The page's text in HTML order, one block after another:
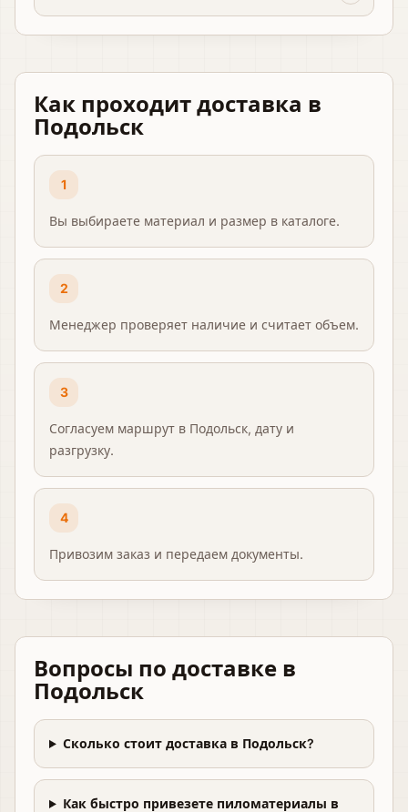
Как проходит доставка в
Подольск
1
Вы выбираете материал и размер в каталоге.
2
Менеджер проверяет наличие и считает объем.
3
Согласуем маршрут в Подольск, дату и
разгрузку.
4
Привозим заказ и передаем документы.
Вопросы по доставкев
Подольск
Сколько стоит доставка в Подольск?
Как быстро привезете пиломатериалы в